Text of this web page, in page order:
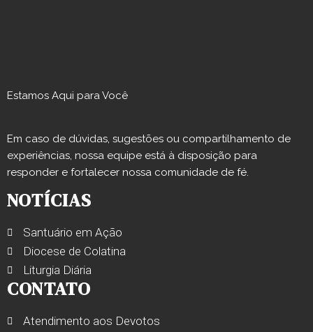
Estamos Aqui para Você
Em caso de dúvidas, sugestões ou compartilhamento de
experiências, nossa equipe está à disposição para
responder e fortalecer nossa comunidade de fé.
NOTÍCIAS
Santuário em Ação
Diocese de Colatina
Liturgia Diária
CONTATO
Atendimento aos Devotos